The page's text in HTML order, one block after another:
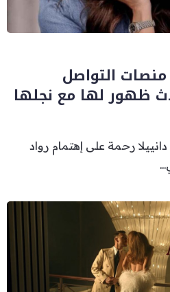
منصات التواصل
ظهور لها مع نجلها
رحمة على إهتمام رواد